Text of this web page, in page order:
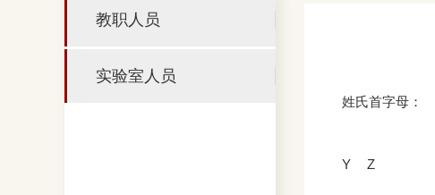
教职人员
实验室人员
姓氏首字母：
Y Z